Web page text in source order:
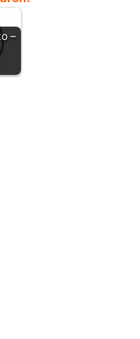
–